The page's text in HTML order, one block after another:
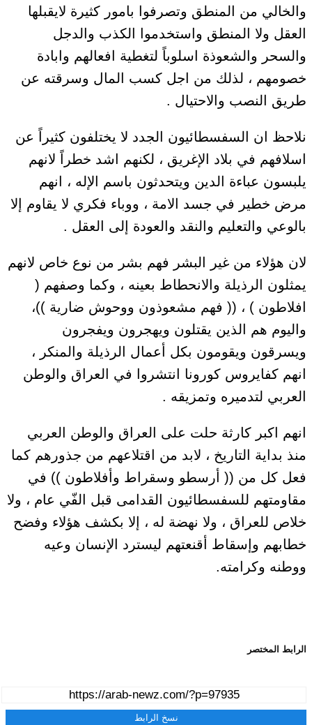
والخالي من المنطق وتصرفوا بامور كثيرة لايقبلها
العقل ولا المنطق واستخدموا الكذب والدجل
والسحر والشعوذة اسلوباً لتغطية افعالهم وابادة
خصومهم ، لذلك من اجل كسب المال وسرقته عن
طريق النصب والاحتيال .
نلاحظ ان السفسطائيون الجدد لا يختلفون كثيراً عن
اسلافهم في بلاد الإغريق ، لكنهم اشد خطراً لانهم
يلبسون عباءة الدين ويتحدثون باسم الإله ، انهم
مرض خطير في جسد الامة ، ووباء فكري لا يقاوم إلا
بالوعي والتعليم والنقد والعودة إلى العقل .
لان هؤلاء من غير البشر فهم بشر من نوع خاص لانهم
يمثلون الرذيلة والانحطاط بعينه ، وكما وصفهم (
افلاطون ) ، (( فهم مشعوذون ووحوش ضارية ))،
واليوم هم الذين يقتلون ويهجرون ويفجرون
ويسرقون ويقومون بكل أعمال الرذيلة والمنكر ،
انهم كفايروس كورونا انتشروا في العراق والوطن
العربي لتدميره وتمزيقه .
انهم اكبر كارثة حلت على العراق والوطن العربي
منذ بداية التاريخ ، لابد من اقتلاعهم من جذورهم كما
فعل كل من (( أرسطو وسقراط وأفلاطون )) في
مقاومتهم للسفسطائيون القدامى قبل الفّي عام ، ولا
خلاص للعراق ، ولا نهضة له ، إلا بكشف هؤلاء وفضح
خطابهم وإسقاط أقنعتهم ليسترد الإنسان وعيه
ووطنه وكرامته.
الرابط المختصر
نسخ الرابط